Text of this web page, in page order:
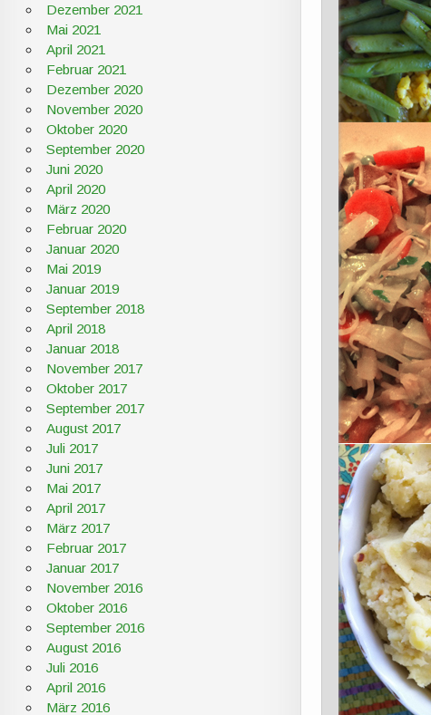
Dezember 2021
Mai 2021
April 2021
Februar 2021
Dezember 2020
November 2020
Oktober 2020
September 2020
Juni 2020
April 2020
März 2020
Februar 2020
Januar 2020
Mai 2019
Januar 2019
September 2018
April 2018
Januar 2018
November 2017
Oktober 2017
September 2017
August 2017
Juli 2017
Juni 2017
Mai 2017
April 2017
März 2017
Februar 2017
Januar 2017
November 2016
Oktober 2016
September 2016
August 2016
Juli 2016
April 2016
März 2016